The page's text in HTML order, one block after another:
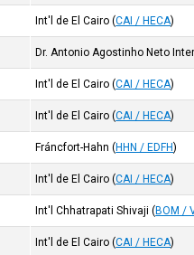
Int'l de El Cairo (CAI / HECA)
Dr. Antonio Agostinho Neto
Int'l de El Cairo (CAI / HECA)
Int'l de El Cairo (CAI / HECA)
Fráncfort-Hahn (HHN / EDFH)
Int'l de El Cairo (CAI / HECA)
Int'l Chhatrapati Shivaji (BOM /
Int'l de El Cairo (CAI / HECA)